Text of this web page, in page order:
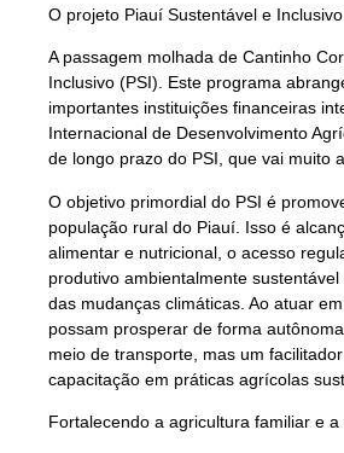
O projeto Piauí Sustentável e
A passagem molhada de Cantinho
Inclusivo (PSI). Este programa
importantes instituições financeiras
Internacional de Desenvolvimento
de longo prazo do PSI, que vai muito
O objetivo primordial do PSI é
população rural do Piauí. Isso é
alimentar e nutricional, o acesso
produtivo ambientalmente
das mudanças climáticas. Ao atuar
possam prosperar de forma
meio de transporte, mas um
capacitação em práticas agrícolas
Fortalecendo a agricultura familiar e